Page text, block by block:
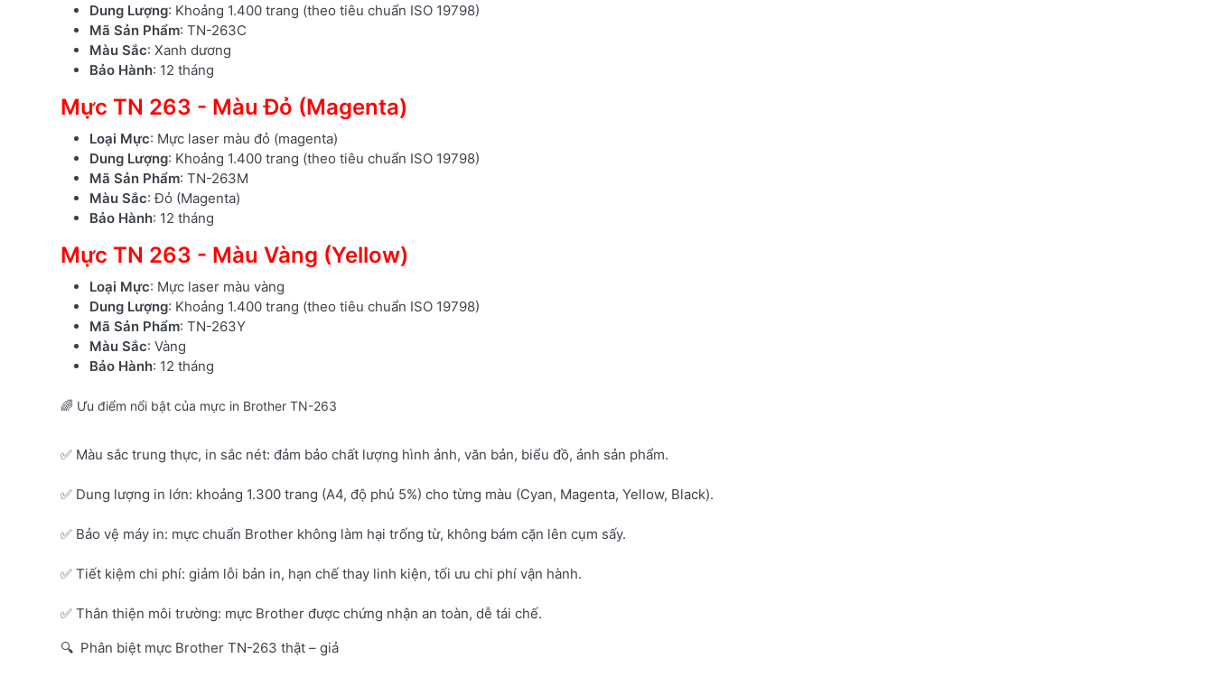
Dung Lượng: Khoảng 1.400 trang (theo tiêu chuẩn ISO 19798)
Mã Sản Phẩm: TN-263C
Màu Sắc: Xanh dương
Bảo Hành: 12 tháng
Mực TN 263 - Màu Đỏ (Magenta)
Loại Mực: Mực laser màu đỏ (magenta)
Dung Lượng: Khoảng 1.400 trang (theo tiêu chuẩn ISO 19798)
Mã Sản Phẩm: TN-263M
Màu Sắc: Đỏ (Magenta)
Bảo Hành: 12 tháng
Mực TN 263 - Màu Vàng (Yellow)
Loại Mực: Mực laser màu vàng
Dung Lượng: Khoảng 1.400 trang (theo tiêu chuẩn ISO 19798)
Mã Sản Phẩm: TN-263Y
Màu Sắc: Vàng
Bảo Hành: 12 tháng
🌈 Ưu điểm nổi bật của mực in Brother TN-263
✅ Màu sắc trung thực, in sắc nét: đảm bảo chất lượng hình ảnh, văn bản, biểu đồ, ảnh sản phẩm.
✅ Dung lượng in lớn: khoảng 1.300 trang (A4, độ phủ 5%) cho từng màu (Cyan, Magenta, Yellow, Black).
✅ Bảo vệ máy in: mực chuẩn Brother không làm hại trống từ, không bám cặn lên cụm sấy.
✅ Tiết kiệm chi phí: giảm lỗi bản in, hạn chế thay linh kiện, tối ưu chi phí vận hành.
✅ Thân thiện môi trường: mực Brother được chứng nhận an toàn, dễ tái chế.
🔍 Phân biệt mực Brother TN-263 thật – giả